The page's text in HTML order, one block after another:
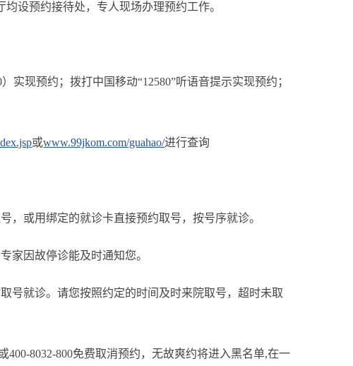
设预约接待处，专人现场办理预约工作。
实现预约；拨打中国移动“12580”听语音提示实现预约；
或www.99jkom.com/guahao/进行查询
，或用绑定的就诊卡直接预约取号，按号序就诊。
家因故停诊能及时通知您。
号就诊。请您按照约定的时间及时来院取号，超时未取
8032-800免费取消预约，无故爽约将进入黑名单,在一